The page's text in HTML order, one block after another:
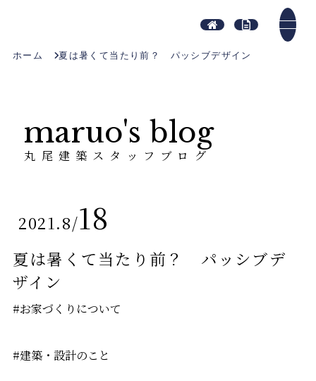
ホーム 夏は暑くて当たり前？ パッシブデザイン
maruo's blog
丸尾建築スタッフブログ
2021.8/18
夏は暑くて当たり前？ パッシブデ
ザイン
#お家づくりについて
#建築・設計のこと